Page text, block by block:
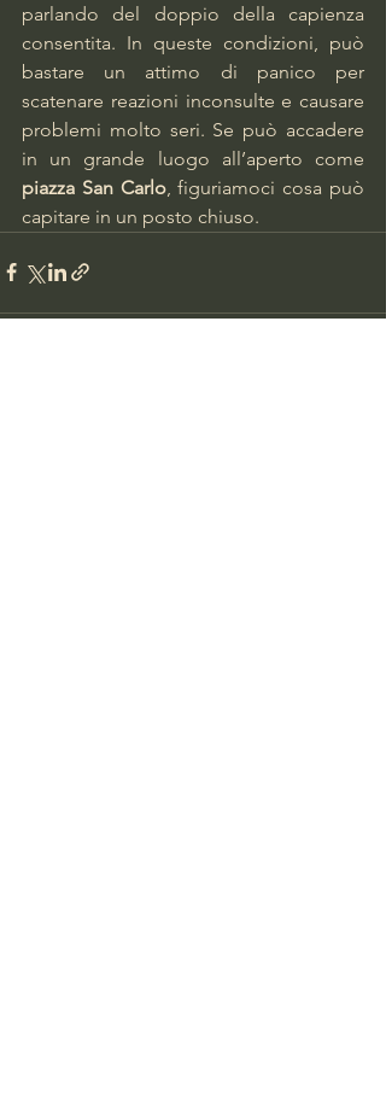
parlando del doppio della capienza
consentita. In queste condizioni, può
bastare un attimo di panico per
scatenare reazioni inconsulte e causare
problemi molto seri. Se può accadere
piazza San Carlo, figuriamoci cosa può
capitare in un posto chiuso.